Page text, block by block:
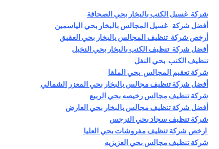
شركة غسيل الكنب بالبخار بحي الصحافة
أفضل شركة غسيل المجالس بالبخار بحي الياسمين
أرخص شركة تنظيف المجالس بالبخار بحي العقيق
أفضل شركة تنظيف الكنب بالبخار بحي النخيل
تنظيف الكنب بحي النفل
شركة تعقيم المجالس بحي الملقا
أفضل شركة تنظيف مجالس بالبخار بحي المعزر الشمالي
شركة تنظيف مجالس رخيصه بحي الربيع
أفضل شركة تنظيف مجالس بالبخار بحي العارض
شركة تنظيف سجاد بحي النرجس
ارخص شركة تنظيف مفروشات بحي العليا
شركة تنظيف مجالس بحي العزيزيه